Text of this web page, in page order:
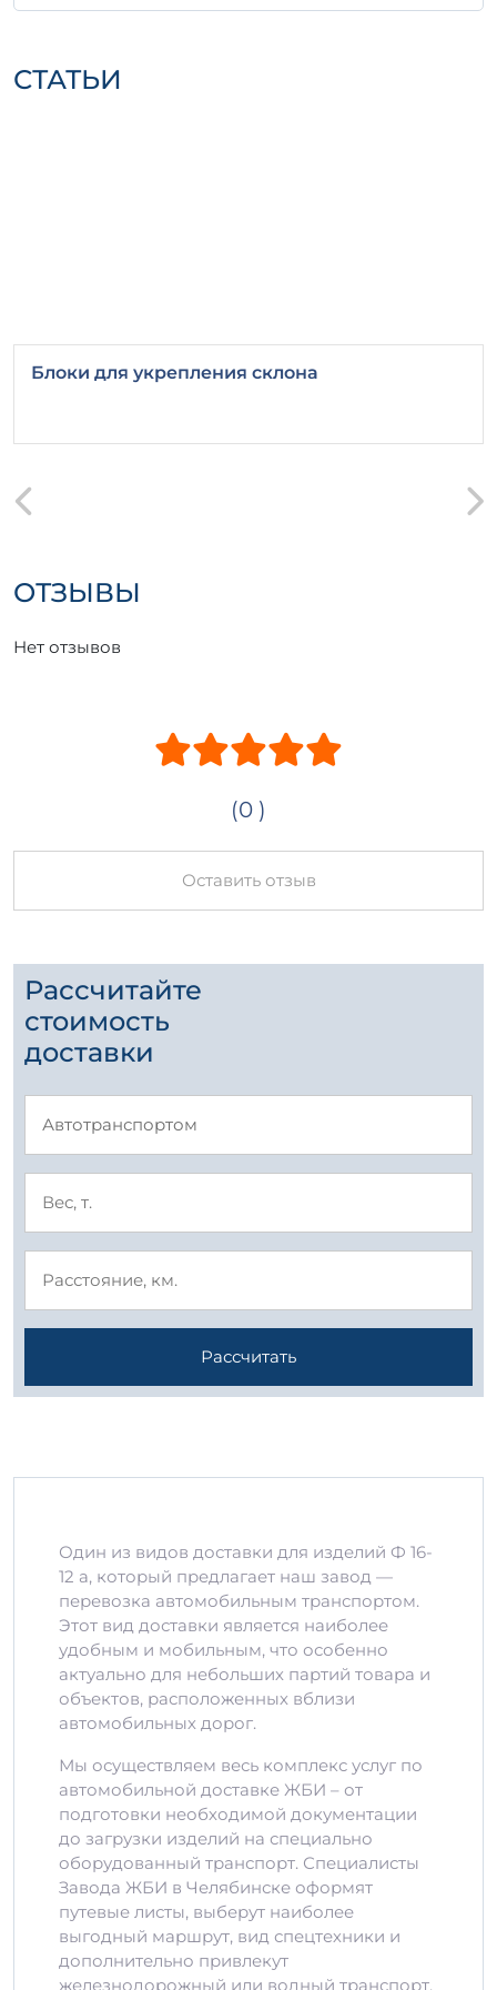
крепления, чтобы предотвратить их
Следуя приведенным рекомендациям, вы
СТАТЬИ
Блоки для укрепления склона
ОТЗЫВЫ
Нет отзывов
(0 )
Оставить отзыв
Рассчитайте
стоимость
доставки
Рассчитать
Один из видов доставки для изделий Ф 16-
12 а, который предлагает наш завод —
перевозка автомобильным транспортом.
Этот вид доставки является наиболее
удобным и мобильным, что особенно
актуально для небольших партий товара и
объектов, расположенных вблизи
автомобильных дорог.
Мы осуществляем весь комплекс услуг по
автомобильной доставке ЖБИ – от
подготовки необходимой документации
до загрузки изделий на специально
оборудованный транспорт. Специалисты
Завода ЖБИ в Челябинске оформят
путевые листы, выберут наиболее
выгодный маршрут, вид спецтехники и
дополнительно привлекут
железнодорожный или водный транспорт,